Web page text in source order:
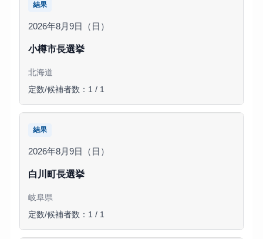
結果
2026年8月9日（日）
小樽市長選挙
北海道
定数/候補者数：1 / 1
結果
2026年8月9日（日）
白川町長選挙
岐阜県
定数/候補者数：1 / 1